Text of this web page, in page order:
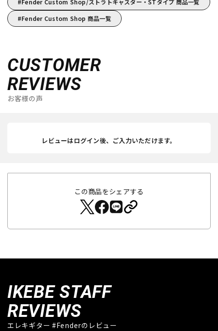
Fender Custom Shop/ストラトキャスター・STタイプ 商品一覧
Fender Custom Shop 商品一覧
CUSTOMER
REVIEWS
お客様の声
レビューはログイン後、ご入力いただけます。
この商品をシェアする
IKEBE STAFF
REVIEWS
エレキギター #Fenderのレビュー